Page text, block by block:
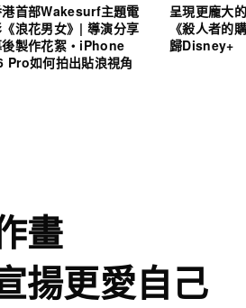
首部Wakesurf主題電
浪花男女》| 導演分享
製作花絮・iPhone
Pro如何拍出貼浪視角
呈現更龐大
《殺人者的
歸Disney+
畫
揚更愛自己